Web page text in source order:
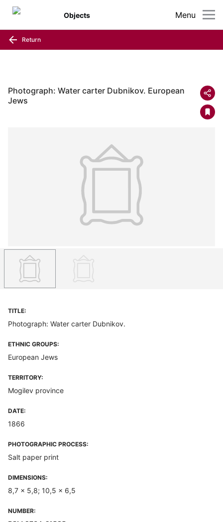
Menu
Objects
Return
Photograph: Water carter Dubnikov. European
Jews
TITLE:
Photograph: Water carter Dubnikov.
ETHNIC GROUPS:
European Jews
TERRITORY:
Mogilev province
DATE:
1866
PHOTOGRAPHIC PROCESS:
Salt paper print
DIMENSIONS:
8,7 x 5,8; 10,5 x 6,5
NUMBER: